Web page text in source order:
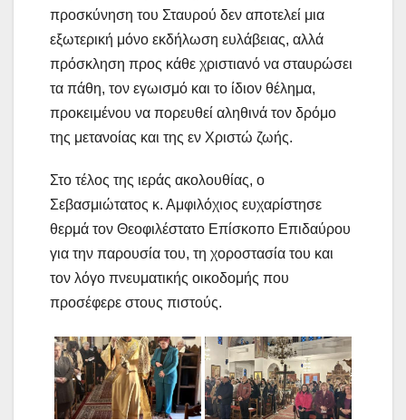
προσκύνηση του Σταυρού δεν αποτελεί μια
εξωτερική μόνο εκδήλωση ευλάβειας, αλλά
πρόσκληση προς κάθε χριστιανό να σταυρώσει
τα πάθη, τον εγωισμό και το ίδιον θέλημα,
προκειμένου να πορευθεί αληθινά τον δρόμο
της μετανοίας και της εν Χριστώ ζωής.
Στο τέλος της ιεράς ακολουθίας, ο
Σεβασμιώτατος κ. Αμφιλόχιος ευχαρίστησε
θερμά τον Θεοφιλέστατο Επίσκοπο Επιδαύρου
για την παρουσία του, τη χοροστασία του και
τον λόγο πνευματικής οικοδομής που
προσέφερε στους πιστούς.